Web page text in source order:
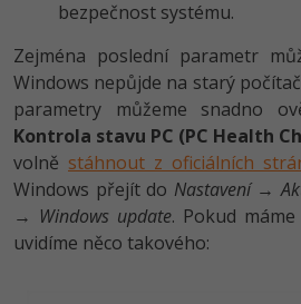
bezpečnost systému.
Zejména poslední parametr
Windows nepůjde na starý
parametry můžeme snadno
Kontrola stavu PC (PC Health
volně stáhnout z oficiálních
Windows přejít do Nastavení→
→ Windows update. Pokud
uvidíme něco takového: